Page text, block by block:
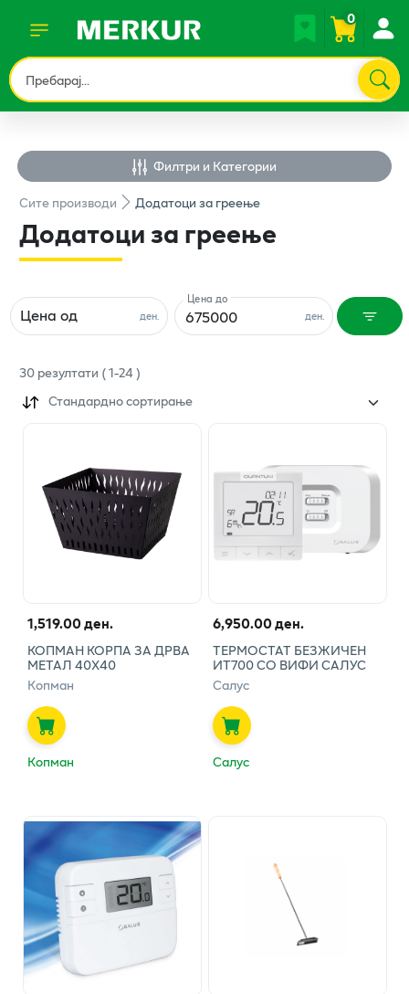
0
Филтри и Категории
Ситепроизводи Додатоци за греење
Додатоци за греење
ден.
Цена од ден.
Цена до
30резултати (1-24)
Стандардно сортирање
1,519.00 ден.
КОПМАН КОРПА ЗА ДРВА
МЕТАЛ 40Х40
Копман
Копман
6,950.00 ден.
ТЕРМОСТАТ БЕЗЖИЧЕН
ИТ700 СО ВИФИ САЛУС
Салус
Салус